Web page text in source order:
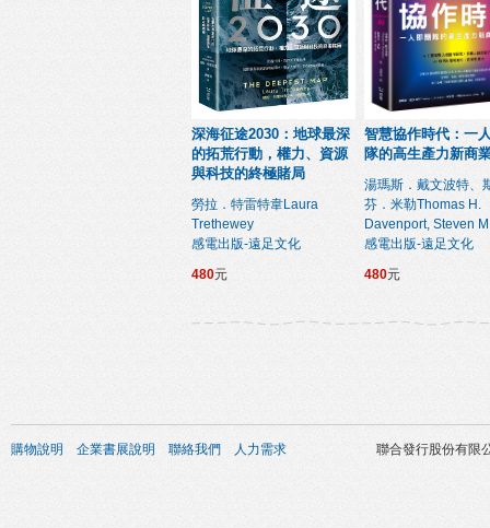
深海征途2030：地球最深
的拓荒行動，權力、資源
與科技的終極賭局
勞拉．特雷特韋Laura
Trethewey
感電出版-遠足文化
480元
智慧協作時代：一
隊的高生產力新商
湯瑪斯．戴文波特、
芬．米勒Thomas H.
Davenport, Steven
感電出版-遠足文化
480元
購物說明 企業書展說明 聯絡我們 人力需求 聯合發行股份有限